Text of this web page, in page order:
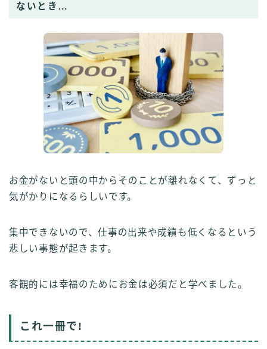
ないとき…
お金がないと頭の中からそのことが離れなくて、ずっと
気がかりになるらしいです。
集中できないので、仕事の出来や成績も低くなるという
悲しい事態が起きます。
客観的には幸福のためにお金は必須だと学べました。
これ一冊で!